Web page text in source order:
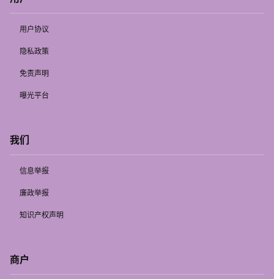
用户协议
隐私政策
免责声明
曝光平台
我们
信息举报
廉政举报
知识产权声明
商户